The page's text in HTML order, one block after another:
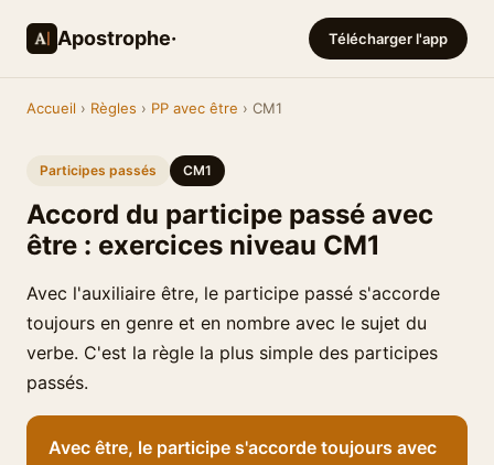
Apostrophe· Télécharger l'app
Accueil › Règles › PP avec être › CM1
Participes passés CM1
Accord du participe passé avec
être : exercices niveau CM1
Avec l'auxiliaire être, le participe passé s'accorde
toujours en genre et en nombre avec le sujet du
verbe. C'est la règle la plus simple des participes
passés.
Avec être, le participe s'accorde toujours avec